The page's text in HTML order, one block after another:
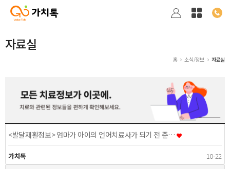
자료실
홈 소식/정보 자료실
<발달재활정보> 엄마가 아이의 언어치료사가 되기 전 준…
가치톡 10-22